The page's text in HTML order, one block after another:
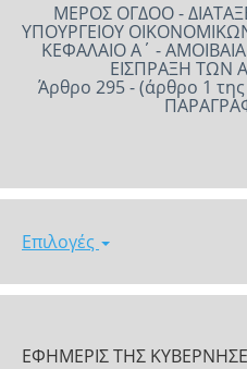
ΜΕΡΟΣ ΟΓΔΟΟ -
ΥΠΟΥΡΓΕΙΟΥ ΟΙΚΟΝΟΜΙΚΩΝ
ΚΕΦΑΛΑΙΟ Α΄ -
ΕΙΣΠΡΑΞΗ ΤΩΝ
Άρθρο 295 - (άρθρο 1
Επιλογές
ΕΦΗΜΕΡΙΣ ΤΗΣ